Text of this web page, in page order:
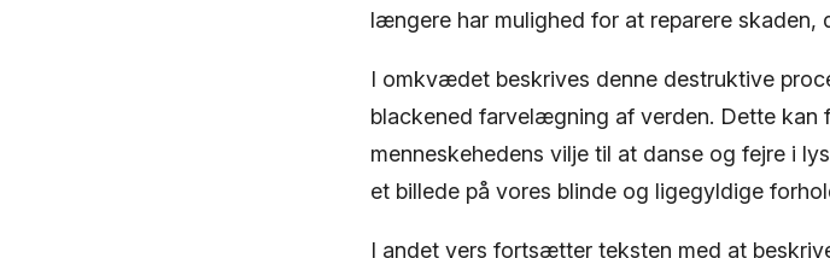
længere har mulighed for at reparere skaden,
I omkvædet beskrives denne destruktive
blackened farvelægning af verden. Dette kan
menneskehedens vilje til at danse og fejre i
et billede på vores blinde og ligegyldige
I andet vers fortsætter teksten med at